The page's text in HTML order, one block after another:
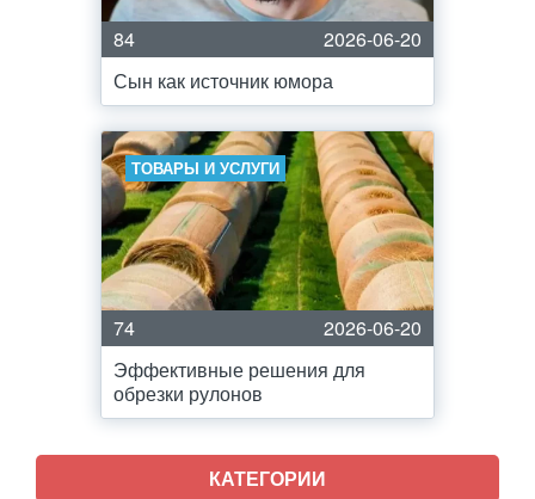
84
2026-06-20
Сын как источник юмора
ТОВАРЫ И УСЛУГИ
74
2026-06-20
Эффективные решения для
обрезки рулонов
КАТЕГОРИИ